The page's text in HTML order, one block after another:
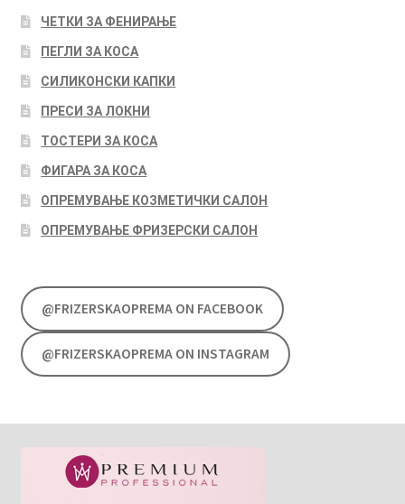
ЧЕТКИ ЗА ФЕНИРАЊЕ
ПЕГЛИ ЗА КОСА
СИЛИКОНСКИ КАПКИ
ПРЕСИ ЗА ЛОКНИ
ТОСТЕРИ ЗА КОСА
ФИГАРА ЗА КОСА
ОПРЕМУВАЊЕ КОЗМЕТИЧКИ САЛОН
ОПРЕМУВАЊЕ ФРИЗЕРСКИ САЛОН
@FRIZERSKAOPREMA ON FACEBOOK
@FRIZERSKAOPREMA ON INSTAGRAM